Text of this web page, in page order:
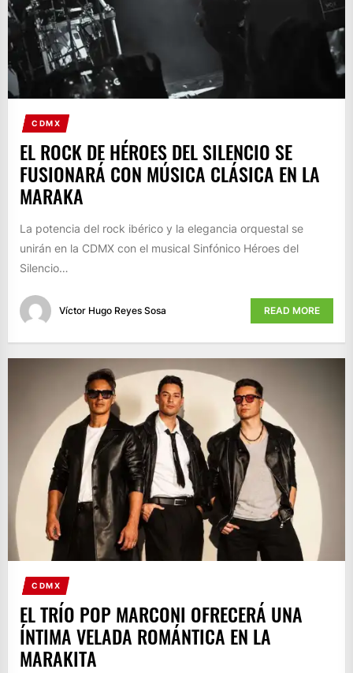
CDMX
EL ROCK DE HÉROES DEL SILENCIO SE
FUSIONARÁ CON MÚSICA CLÁSICA EN LA
MARAKA
La potencia del rock ibérico y la elegancia orquestal se
unirán en la CDMX con el musical Sinfónico Héroes del
Silencio…
Víctor Hugo Reyes Sosa READ MORE
CDMX
EL TRÍO POP MARCONI OFRECERÁ UNA
ÍNTIMA VELADA ROMÁNTICA EN LA
MARAKITA